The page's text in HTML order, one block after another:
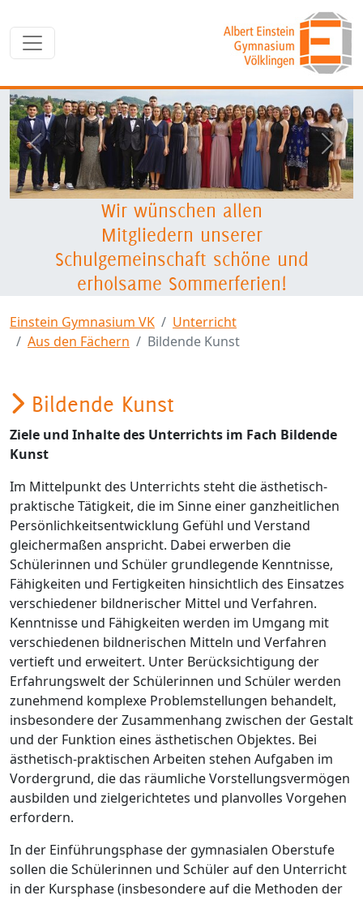
zurück
Wir wünschen allen
Mitgliedern unserer
Schulgemeinschaft schöne und
erholsame Sommerferien!
Einstein Gymnasium VK
Unterricht
Aus den Fächern
Bildende Kunst
Bildende Kunst
Ziele und Inhalte des Unterrichts im Fach Bildende
Kunst
Im Mittelpunkt des Unterrichts steht die ästhetisch-
praktische Tätigkeit, die im Sinne einer ganzheitlichen
Persönlichkeitsentwicklung Gefühl und Verstand
gleichermaßen anspricht. Dabei erwerben die
Schülerinnen und Schüler grundlegende Kenntnisse,
Fähigkeiten und Fertigkeiten hinsichtlich des Einsatzes
verschiedener bildnerischer Mittel und Verfahren.
Kenntnisse und Fähigkeiten werden im Umgang mit
verschiedenen bildnerischen Mitteln und Verfahren
vertieft und erweitert. Unter Berücksichtigung der
Erfahrungswelt der Schülerinnen und Schüler werden
zunehmend komplexe Problemstellungen behandelt,
insbesondere der Zusammenhang zwischen der Gestalt
und der Funktion eines ästhetischen Objektes. Bei
ästhetisch-praktischen Arbeiten stehen Aufgaben im
Vordergrund, die das räumliche Vorstellungsvermögen
ausbilden und zielgerichtetes und planvolles Vorgehen
erfordern.
In der Einführungsphase der gymnasialen Oberstufe
sollen die Schülerinnen und Schüler auf den Unterricht
in der Kursphase (insbesondere auf die Methoden der